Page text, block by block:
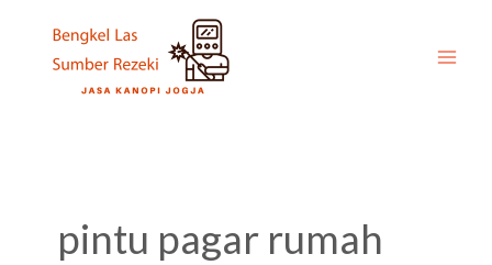
content
pintu pagar rumah